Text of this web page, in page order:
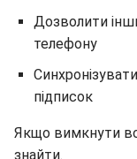
Дозволити
телефону
підписок
Якщо вимкнути
знайти.